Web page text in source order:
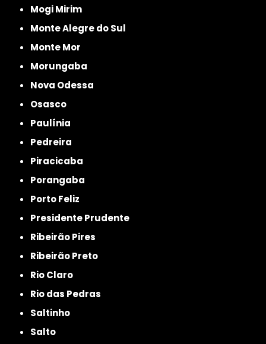
Mogi Mirim
Monte Alegre do Sul
Monte Mor
Morungaba
Nova Odessa
Osasco
Paulínia
Pedreira
Piracicaba
Porangaba
Porto Feliz
Presidente Prudente
Ribeirão Pires
Ribeirão Preto
Rio Claro
Rio das Pedras
Saltinho
Salto